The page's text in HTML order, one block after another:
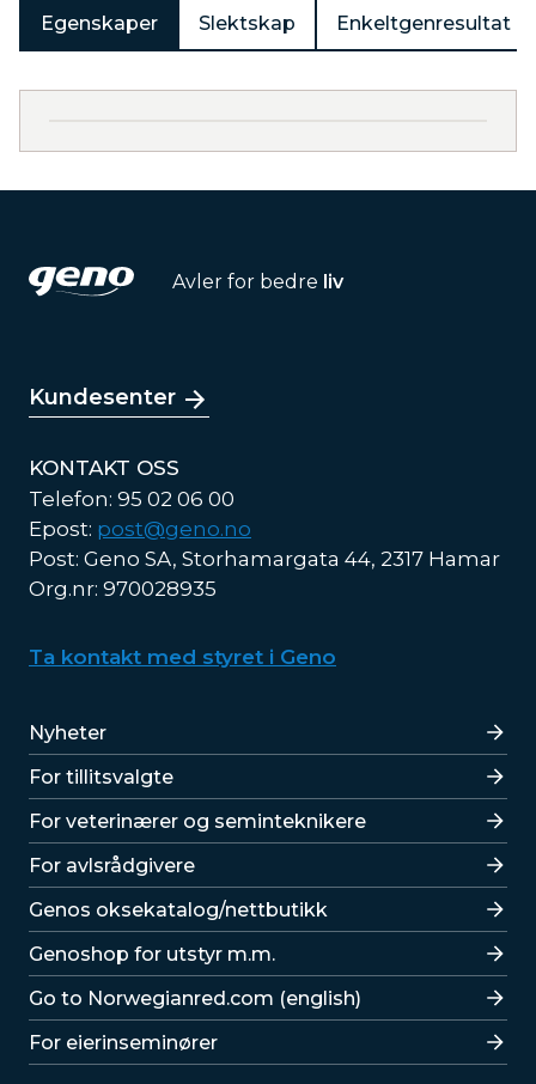
Egenskaper Slektskap Enkeltgenresultat
Avler for bedre liv
Kundesenter
KONTAKT OSS
Telefon: 95 02 06 00
Epost: post@geno.no
Post: Geno SA, Storhamargata 44, 2317 Hamar
Org.nr: 970028935
Ta kontakt med styret i Geno
Lenker
Nyheter
For tillitsvalgte
For veterinærer og seminteknikere
For avlsrådgivere
Lenker
Genos oksekatalog/nettbutikk
Genoshop for utstyr m.m.
Go to Norwegianred.com (english)
For eierinseminører